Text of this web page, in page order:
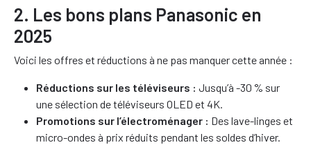
2. Les bons plans Panasonic en
2025
Voici les offres et réductions à ne pas manquer cette année :
Réductions sur les téléviseurs : Jusqu’à -30 % sur
une sélection de téléviseurs OLED et 4K.
Promotions sur l’électroménager : Des lave-linges et
micro-ondes à prix réduits pendant les soldes d’hiver.